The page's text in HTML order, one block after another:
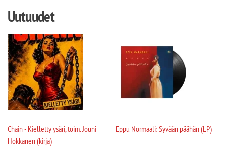
Uutuudet
Chain - Kielletty ysäri, toim. Jouni
Hokkanen (kirja)
Eppu Normaali: Syvään päähän (LP)